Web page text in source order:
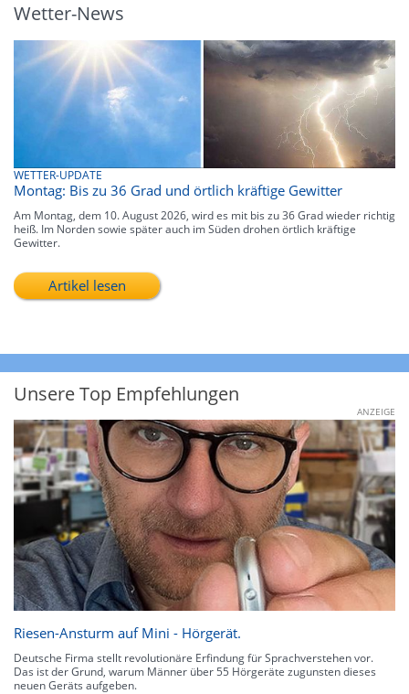
Wetter-News
WETTER-UPDATE
Montag: Bis zu 36 Grad und örtlich kräftige Gewitter
Am Montag, dem 10. August 2026, wird es mit bis zu 36 Grad wieder richtig
heiß. Im Norden sowie später auch im Süden drohen örtlich kräftige
Gewitter.
Artikel lesen
Unsere Top Empfehlungen
ANZEIGE
Riesen-Ansturm auf Mini - Hörgerät.
Deutsche Firma stellt revolutionäre Erfindung für Sprachverstehen vor.
Das ist der Grund, warum Männer über 55 Hörgeräte zugunsten dieses
neuen Geräts aufgeben.